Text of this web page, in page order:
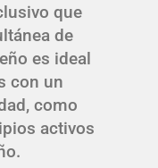
que
de
es ideal
con un
como
activos